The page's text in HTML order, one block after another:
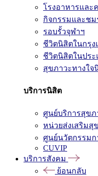
โรงอาหารและ
กิจกรรมและชม
รอบรั้วจุฬาฯ
ชีวิตนิสิตในกรุง
ชีวิตนิสิตในประ
สุขภาวะทางใจ
บริการนิสิต
ศูนย์บริการสุขภ
หน่วยส่งเสริมสุ
ศูนย์นวัตกรรมก
CUVIP
บริการสังคม
ย้อนกลับ